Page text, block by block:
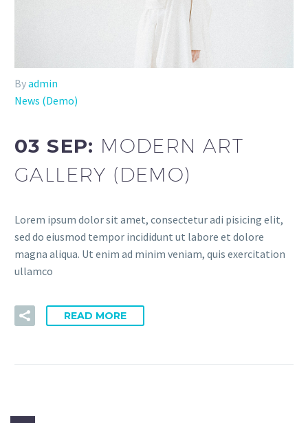
Byadmin
News (Demo)
03 SEP: MODERN ART
GALLERY (DEMO)
Lorem ipsum dolor sit amet, consectetur adi pisicing elit,
sed do eiusmod tempor incididunt ut labore et dolore
magna aliqua. Ut enim ad minim veniam, quis exercitation
ullamco
READ MORE